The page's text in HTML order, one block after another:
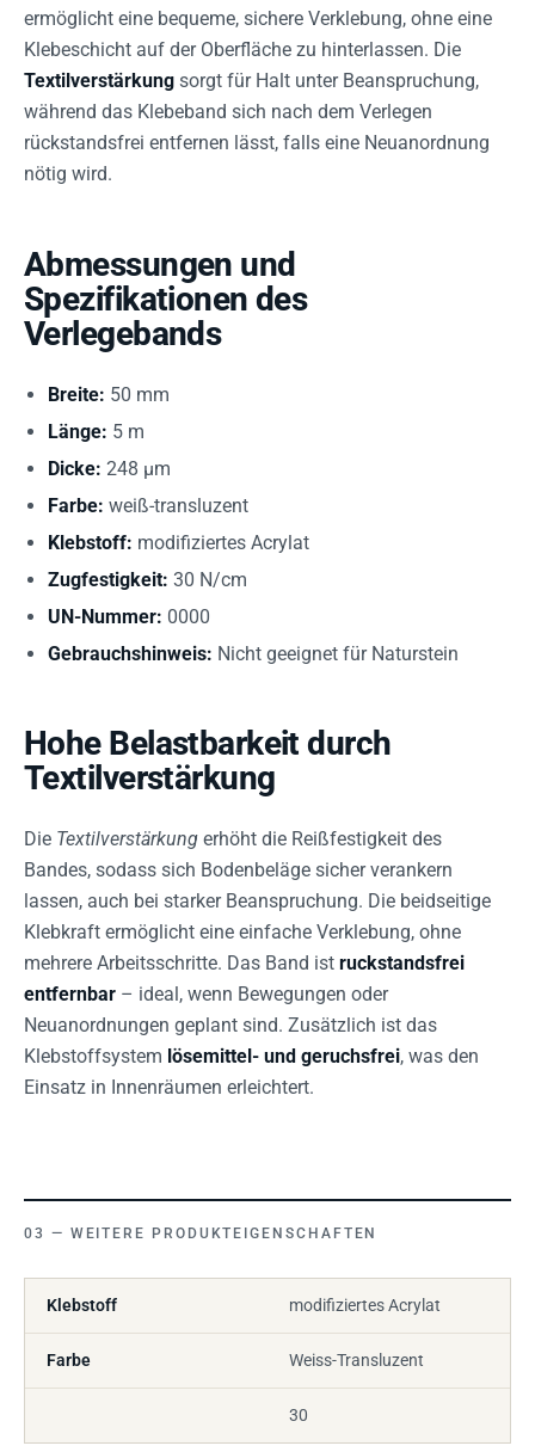
ermöglicht eine bequeme, sichere Verklebung, ohne eine
Klebeschicht auf der Oberfläche zu hinterlassen. Die
Textilverstärkung sorgt für Halt unter Beanspruchung,
während das Klebeband sich nach dem Verlegen
rückstandsfrei entfernen lässt, falls eine Neuanordnung
nötig wird.
Abmessungen und
Spezifikationen des
Verlegebands
Breite: 50 mm
Länge: 5 m
Dicke: 248 µm
Farbe: weiß-transluzent
Klebstoff: modifiziertes Acrylat
Zugfestigkeit: 30 N/cm
UN-Nummer: 0000
Gebrauchshinweis: Nicht geeignet für Naturstein
Hohe Belastbarkeit durch
Textilverstärkung
Die Textilverstärkung erhöht die Reißfestigkeit des
Bandes, sodass sich Bodenbeläge sicher verankern
lassen, auch bei starker Beanspruchung. Die beidseitige
Klebkraft ermöglicht eine einfache Verklebung, ohne
mehrere Arbeitsschritte. Das Band ist ruckstandsfrei
entfernbar – ideal, wenn Bewegungen oder
Neuanordnungen geplant sind. Zusätzlich ist das
Klebstoffsystem lösemittel- und geruchsfrei, was den
Einsatz in Innenräumen erleichtert.
WEITERE PRODUKTEIGENSCHAFTEN
Klebstoff modifiziertes Acrylat
Farbe Weiss-Transluzent
30